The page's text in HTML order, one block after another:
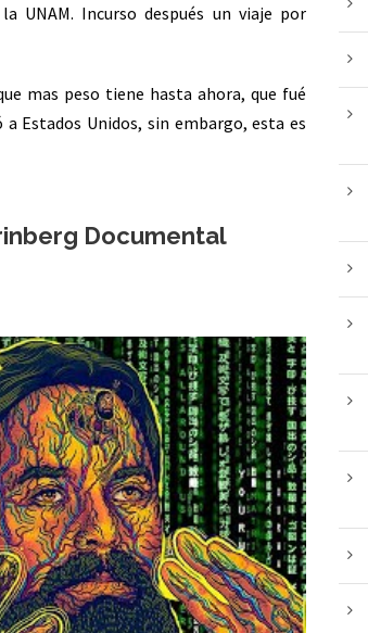
UNAM. Incurso después un viaje por
mas peso tiene hasta ahora, que fué
Estados Unidos, sin embargo, esta es
Documental